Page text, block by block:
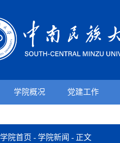
学院概况 党建工作
学院首页 - 学院新闻 - 正文